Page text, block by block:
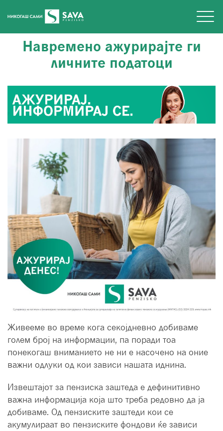
Навремено ажурирајте ги
личните податоци
Живееме во време кога секојдневно добиваме
голем број на информации, па поради тоа
понекогаш вниманието не ни е насочено на оние
важни одлуки од кои зависи нашата иднина.
Извештајот за пензиска заштеда е дефинитивно
важна информација која што треба редовно да ја
добиваме. Од пензиските заштеди кои се
акумулираат во пензиските фондови ќе зависи